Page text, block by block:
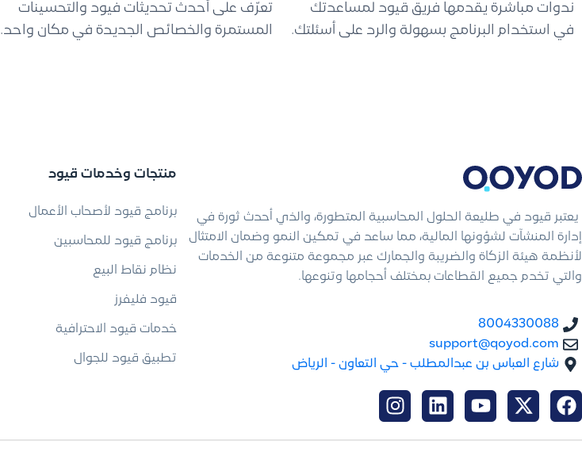
ندوات مباشرة يقدمها فريق قيود لمساعدتك
في استخدام البرنامج بسهولة والرد على أسئلتك.
تعرّف على أحدث تحديثات فيود والتحسينات
المستمرة والخصائص الجديدة في مكان واحد.
يعتبر قيود في طليعة الحلول المحاسبية المتطورة، والذي أحدث ثورة في
إدارة المنشآت لشؤونها المالية، مما ساعد في تمكين النمو وضمان الامتثال
لأنظمة هيئة الزكاة والضريبة والجمارك عبر مجموعة متنوعة من الخدمات
والتي تخدم جميع القطاعات بمختلف أحجامها وتنوعها.
8004330088
support@qoyod.com
شارع العباس بن عبدالمطلب - حي التعاون - الرياض
منتجات وخدمات قيود
برنامج قيود لأصحاب الأعمال
برنامج قيود للمحاسبين
نظام نقاط البيع
قيود فليفرز
خدمات قيود الاحترافية
تطبيق قيود للجوال